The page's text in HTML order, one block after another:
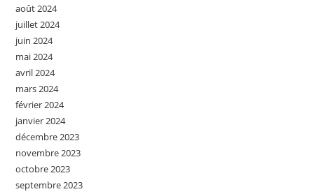
août 2024
juillet 2024
juin 2024
mai 2024
avril 2024
mars 2024
février 2024
janvier 2024
décembre 2023
novembre 2023
octobre 2023
septembre 2023